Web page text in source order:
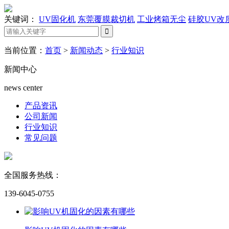
关键词： UV固化机 东莞覆膜裁切机 工业烤箱无尘 硅胶UV改
当前位置： 首页 > 新闻动态 > 行业知识
新闻中心
news center
产品资讯
公司新闻
行业知识
常见问题
全国服务热线：
139-6045-0755